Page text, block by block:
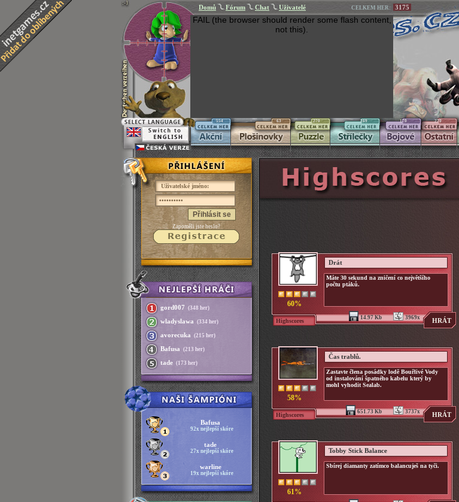
Domů Fórum Chat Uživatelé CELKEM HER: 3175
FAIL (the browser should render some flash content,
not this).
554 63 270 269 170 270
Přihlásit se
Zapoměli jste heslo?
gord007 (348 her)
wladyslawa (334 her)
avorecuka (215 her)
Bafusa (213 her)
tade (173 her)
Bafusa
92x nejlepší skóre
tade
27x nejlepší skóre
warline
19x nejlepší skóre
60%
Drát
Máte 30 sekund na zničení co největšího
počtu ptáků.
Highscores HRÁT
3969x
14.97 Kb
58%
Čas trablů.
Zastavte člena posádky lodě Bouřlivé Vody
od instalování špatného kabelu který by
mohl vyhodit Sealab.
Highscores HRÁT
3737x
651.73 Kb
61%
Tobby Stick Balance
Sbírej diamanty zatímco balancuješ na tyči.